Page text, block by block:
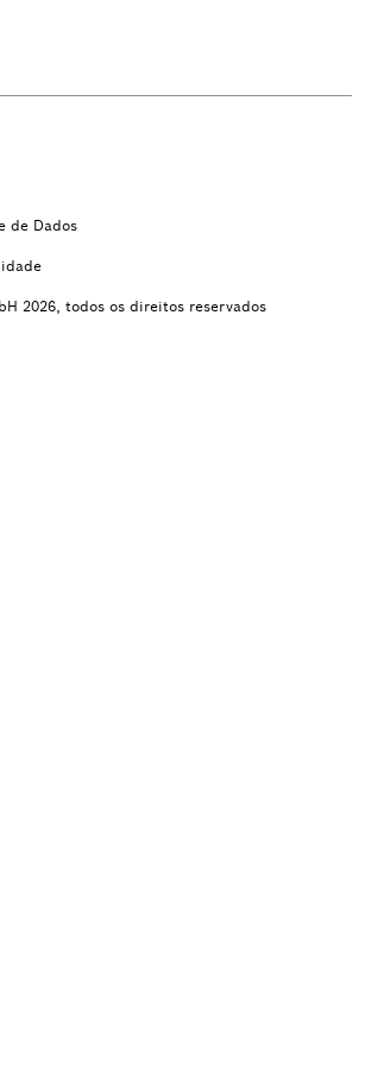
de Dados
2026, todos os direitos reservados